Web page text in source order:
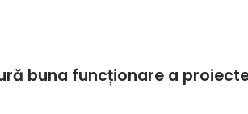
buna funcționare a